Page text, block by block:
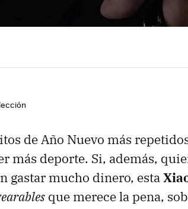
de Año Nuevo más
más deporte. Si, además,
gastar mucho dinero, esta
que merece la pena,